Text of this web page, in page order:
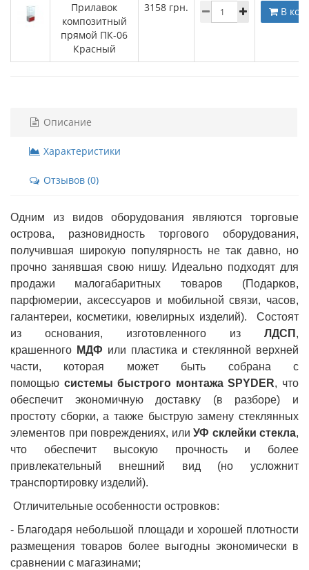
Прилавок
композитный
прямой ПК-06
Красный
3158 грн. В
Описание
Характеристики
Отзывов (0)
Одним из видов оборудования являются торговые
острова, разновидность торгового оборудования,
получившая широкую популярность не так давно, но
прочно занявшая свою нишу. Идеально подходят для
продажи малогабаритных товаров (Подарков,
парфюмерии, аксессуаров и мобильной связи, часов,
галантереи, косметики, ювелирных изделий). Состоят
из основания, изготовленного из ЛДСП ,
крашенного МДФ или пластика и стеклянной верхней
части, которая может быть собрана с
помощью системы быстрого монтажа SPYDER, что
обеспечит экономичную доставку (в разборе) и
простоту сборки, а также быструю замену стеклянных
элементов при повреждениях, или УФ склейки стекла,
что обеспечит высокую прочность и более
привлекательный внешний вид (но усложнит
транспортировку изделий).
Отличительные особенности островков:
- Благодаря небольшой площади и хорошей плотности
размещения товаров более выгодны экономически в
сравнении с магазинами;